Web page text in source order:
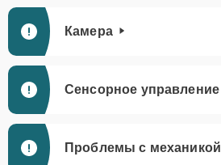
Камера
Сенсорное управление
Проблемы с механикой